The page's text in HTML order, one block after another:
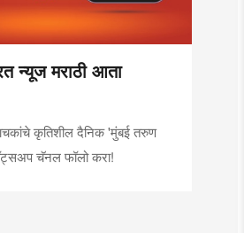
न्यूज मराठी आता
कृतिशील दैनिक 'मुंबई तरुण
चॅनल फॉलो करा!